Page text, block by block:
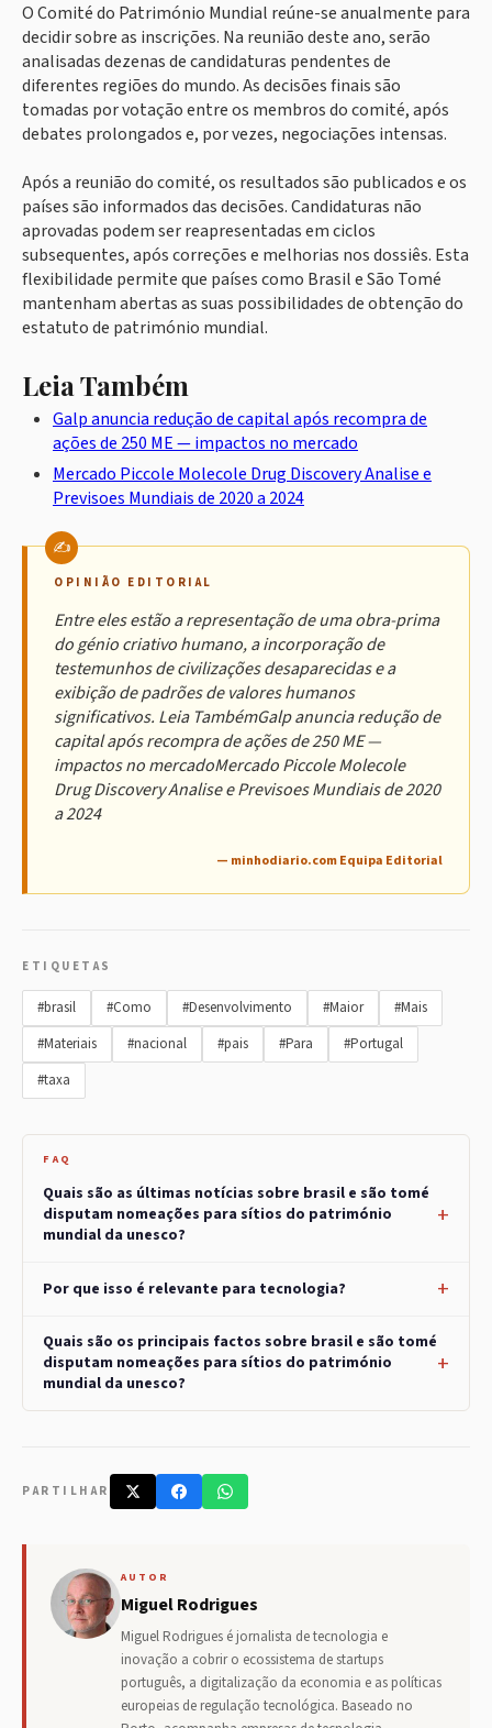
O Comité do Património Mundial reúne-se anualmente para
decidir sobre as inscrições. Na reunião deste ano, serão
analisadas dezenas de candidaturas pendentes de
diferentes regiões do mundo. As decisões finais são
tomadas por votação entre os membros do comité, após
debates prolongados e, por vezes, negociações intensas.
Após a reunião do comité, os resultados são publicados e os
países são informados das decisões. Candidaturas não
aprovadas podem ser reapresentadas em ciclos
subsequentes, após correções e melhorias nos dossiês. Esta
flexibilidade permite que países como Brasil e São Tomé
mantenham abertas as suas possibilidades de obtenção do
estatuto de património mundial.
Leia Também
Galp anuncia redução de capital após recompra de
ações de 250 ME — impactos no mercado
Mercado Piccole Molecole Drug Discovery Analise e
Previsoes Mundiais de 2020 a 2024
OPINIÃO EDITORIAL
Entre eles estão a representação de uma obra-prima
do génio criativo humano, a incorporação de
testemunhos de civilizações desaparecidas e a
exibição de padrões de valores humanos
significativos. Leia TambémGalp anuncia redução de
capital após recompra de ações de 250 ME —
impactos no mercadoMercado Piccole Molecole
Drug Discovery Analise e Previsoes Mundiais de 2020
a 2024
— minhodiario.com Equipa Editorial
ETIQUETAS
#brasil #Como #Desenvolvimento #Maior
#Mais
#Materiais
#nacional #pais #Para
#Portugal
#taxa
FAQ
Quais são as últimas notícias sobre brasil e são tomé
disputam nomeações para sítios do património
mundial da unesco?
Por que isso é relevante para tecnologia?
Quais são os principais factos sobre brasil e são tomé
disputam nomeações para sítios do património
mundial da unesco?
PARTILHAR
AUTOR
Miguel Rodrigues
Miguel Rodrigues é jornalista de tecnologia e
inovação a cobrir o ecossistema de startups
português, a digitalização da economia e as políticas
europeias de regulação tecnológica. Baseado no